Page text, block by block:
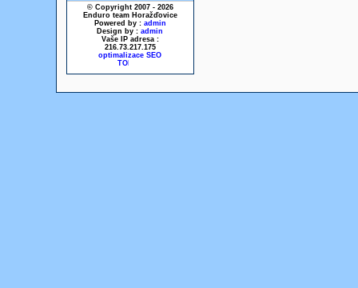
© Copyright 2007 - 2026
Enduro team Horažďovice
Powered by : admin
Design by : admin
Vaše IP adresa :
216.73.217.175
optimalizace SEO